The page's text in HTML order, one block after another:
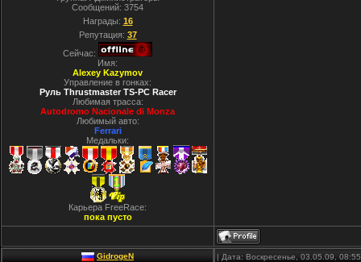
Сообщений: 3754
Награды: 16
Репутация: 37
Сейчас:
Имя:
Alexey Kazymov
Управление в гонках:
Руль Thrustmaster TS-PC Racer
Любимая трасса:
Autodromo Nacionale di Monza
Любимый авто:
Ferrari
Медальки:
Карьера FreeRace:
пока пусто
GidrogeN | Дата: Воскресенье, 03.05.09,